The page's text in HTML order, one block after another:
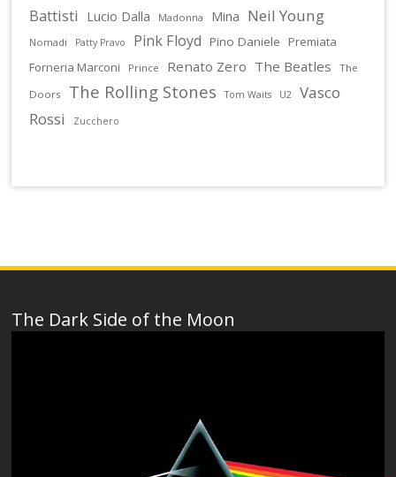
Battisti
Lucio Dalla Madonna Mina Neil Young
Nomadi Patty Pravo Pink Floyd Pino Daniele
Premiata
Forneria Marconi
Prince Renato Zero The Beatles
The
Doors
The Rolling Stones Tom Waits U2
Vasco
Rossi
Zucchero
The Dark Side of the Moon